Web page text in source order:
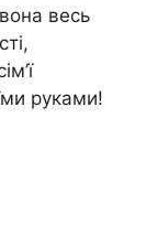
весь
руками!